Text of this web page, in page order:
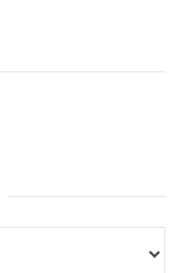
Facebook
sur